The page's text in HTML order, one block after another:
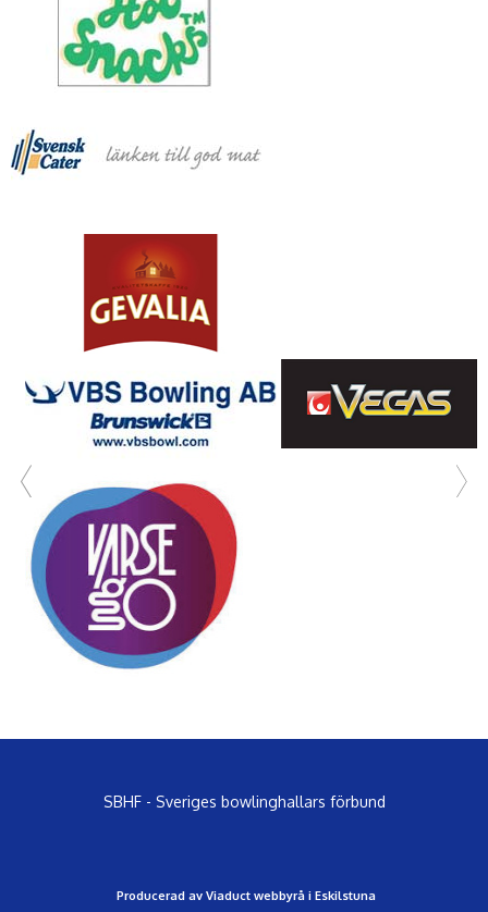
SBHF - Sveriges bowlinghallars förbund
Producerad av Viaduct webbyrå i Eskilstuna